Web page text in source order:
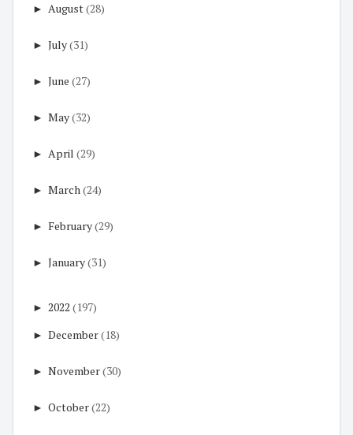
► August(28)
► July(31)
► June (27)
► May(32)
► April (29)
► March(24)
► February(29)
► January(31)
► 2022 (197)
► December(18)
► November(30)
► October(22)